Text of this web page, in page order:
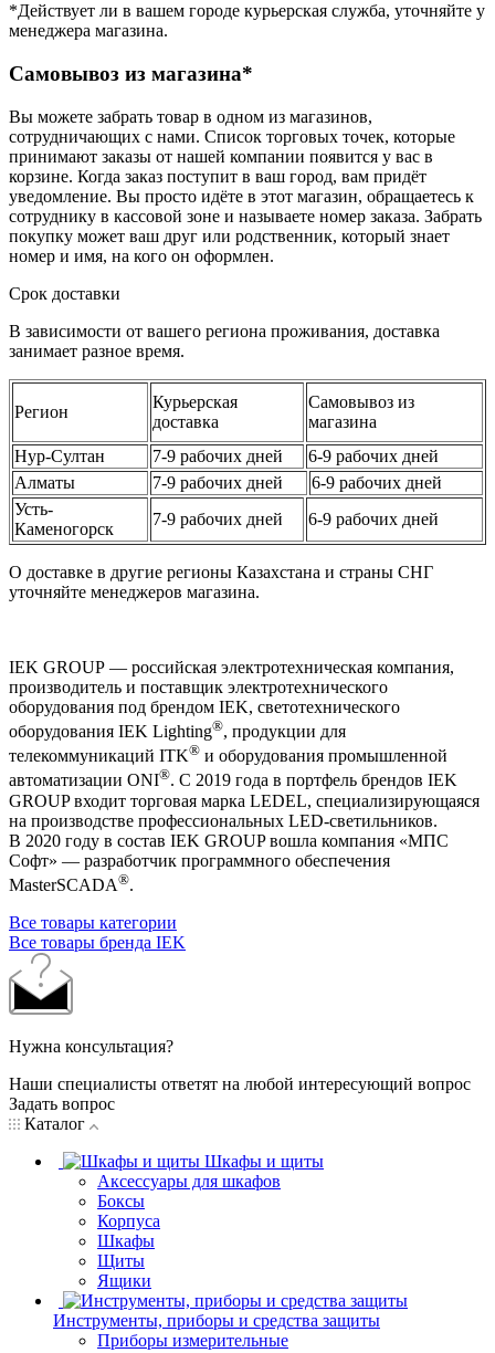
*Действует ли в вашем городе курьерская служба, уточняйте у
менеджера магазина.
Самовывоз из магазина*
Вы можете забрать товар в одном из магазинов,
сотрудничающих с нами. Список торговых точек, которые
принимают заказы от нашей компании появится у вас в
корзине. Когда заказ поступит в ваш город, вам придёт
уведомление. Вы просто идёте в этот магазин, обращаетесь к
сотруднику в кассовой зоне и называете номер заказа. Забрать
покупку может ваш друг или родственник, который знает
номер и имя, на кого он оформлен.
Срок доставки
В зависимости от вашего региона проживания, доставка
занимает разное время.
Регион
Курьерская
доставка
Самовывоз из
магазина
Нур-Султан
7-9 рабочих дней
6-9 рабочих дней
Алматы
7-9 рабочих дней
6-9 рабочих дней
Усть-
Каменогорск
7-9 рабочих дней 6-9 рабочих дней
О доставке в другие регионы Казахстана и страны СНГ
уточняйте менеджеров магазина.
IEK GROUP — российская электротехническая компания,
производитель и поставщик электротехнического
оборудования под брендом IEK, светотехнического
оборудования IEK Lighting®, продукции для
телекоммуникаций ITK® и оборудования промышленной
автоматизации ONI®. С 2019 года в портфель брендов IEK
GROUP входит торговая марка LEDEL, специализирующаяся
на производстве профессиональных LED-светильников.
В 2020 году в состав IEK GROUP вошла компания «МПС
Софт» — разработчик программного обеспечения
MasterSCADA®.
Все товары категории
Все товары бренда IEK
Нужна консультация?
Наши специалисты ответят на любой интересующий вопрос
Задать вопрос
Каталог
Шкафы и щиты
Аксессуары для шкафов
Боксы
Корпуса
Шкафы
Щиты
Ящики
Инструменты, приборы и средства защиты
Приборы измерительные